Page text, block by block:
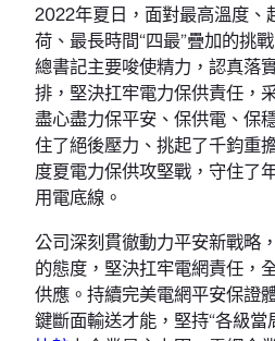
2022年夏日，面對最高溫度、
荷、最長時間“四最”疊加的挑
總書記主要唆使精力，認真落
排，堅決扛牢電力保供責任，
盡心盡力保平安、保供電、保
住了絕後壓力、挑起了千鈞重
度夏電力保供攻堅戰，守住了
用電底線。
公司深刻貫徹動力平安新戰略
的態度，堅決扛牢電網責任，
供應。持續完美電網平安保證
鍵斷面輸送才能，堅持“各級